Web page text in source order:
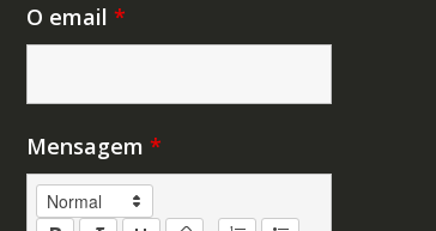
O email *
Mensagem *